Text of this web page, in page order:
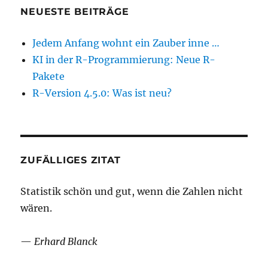
NEUESTE BEITRÄGE
Jedem Anfang wohnt ein Zauber inne …
KI in der R-Programmierung: Neue R-
Pakete
R-Version 4.5.0: Was ist neu?
ZUFÄLLIGES ZITAT
Statistik schön und gut, wenn die Zahlen nicht
wären.
—Erhard Blanck